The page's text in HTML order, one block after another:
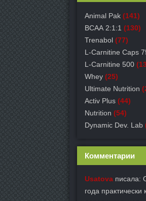
Animal Pak (141)
ВСАА 2:1:1 (130)
Trenabol (77)
L-Carnitine Caps
L-Carnitine 500
Whey (25)
Ultimate Nutrition
Activ Plus (44)
Nutrition (54)
Dynamic Dev. Lab
Комментарии
Usatova писала:
года практически